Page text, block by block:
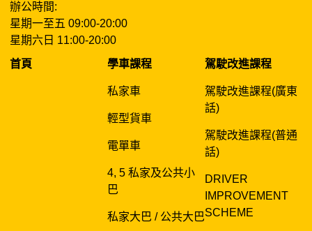
辦公時間:
星期一至五 09:00-20:00
星期六日 11:00-20:00
首頁
學車課程
私家車
輕型貨車
電單車
4, 5 私家及公共小
巴
私家大巴 / 公共大巴
駕駛改進課程
駕駛改進課程(廣東
話)
駕駛改進課程(普通
話)
DRIVER
IMPROVEMENT
SCHEME